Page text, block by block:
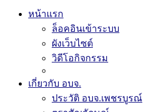
หน้าแรก
ล็อคอินเข้าระบบ
ผังเว็บไซต์
วิดีโอกิจกรรม
เกี่ยวกับ อบจ.
ประวัติ อบจ.เพชรบูรณ์